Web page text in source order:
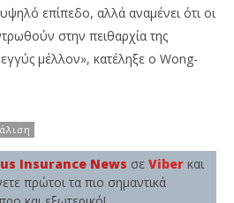
επίπεδο, αλλά αναμένει ότι οι
στην πειθαρχία της
μέλλον», κατέληξε ο Wong-
Insurance News σε Viber και
πρώτοι τα πιο σημαντικά